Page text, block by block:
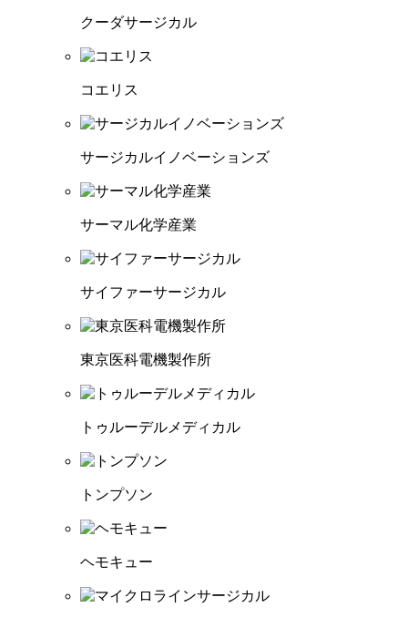
クーダサージカル
コエリス
サージカルイノベーションズ
サーマル化学産業
サイファーサージカル
東京医科電機製作所
トゥルーデルメディカル
トンプソン
ヘモキュー